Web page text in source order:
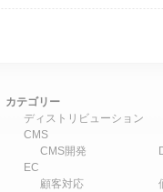
カテゴリー
ディストリビューション
CMS
CMS開発
EC
顧客対応